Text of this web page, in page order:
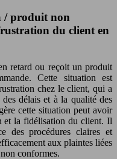
/ produit non
du client en
retard ou reçoit un produit
Cette situation est
chez le client, qui a
délais et à la qualité des
cette situation peut avoir
et la fidélisation du client. Il
des procédures claires et
aux plaintes liées
conformes.